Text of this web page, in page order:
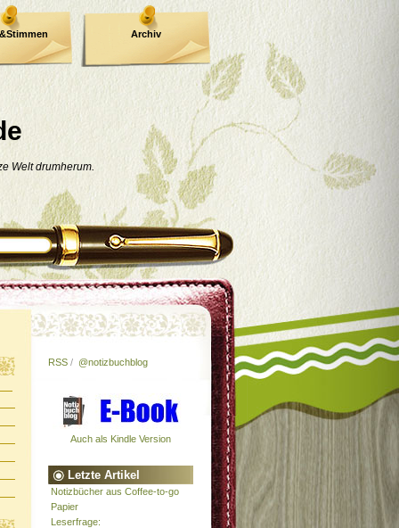
Welt drumherum.
Archiv
RSS / @notizbuchblog
Auch als Kindle Version
Letzte Artikel
Notizbücher aus Coffee-to-go
Papier
Leserfrage: